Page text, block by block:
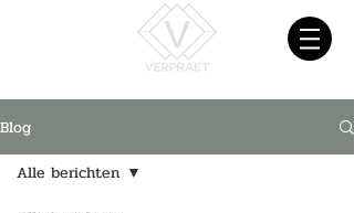
Blog
Alle berichten